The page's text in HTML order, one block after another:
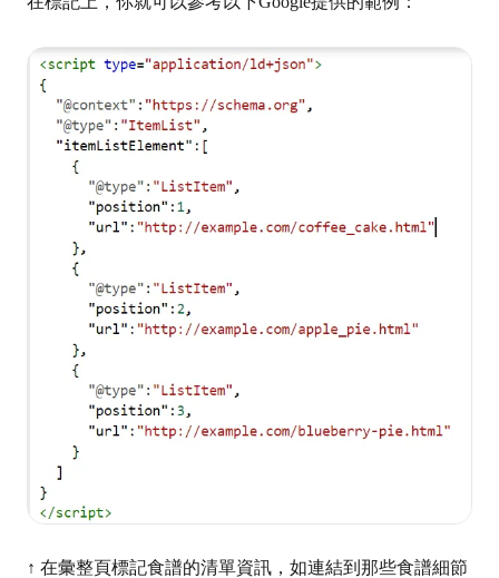
↑ 在彙整頁標記食譜的清單資訊，如連結到那些食譜細節